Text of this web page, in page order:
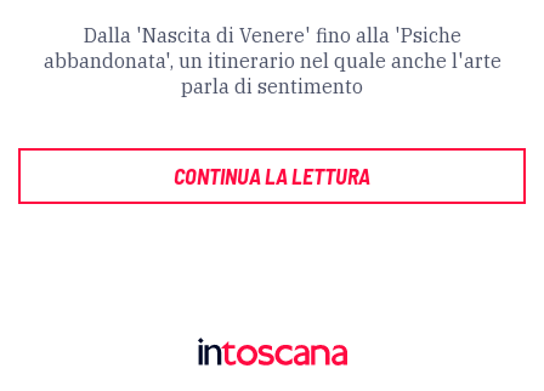
Dalla 'Nascita di Venere' fino alla 'Psiche
abbandonata', un itinerario nel quale anche l'arte
parla di sentimento
CONTINUA LA LETTURA